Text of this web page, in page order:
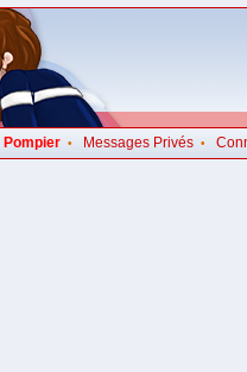
• Messages Privés•